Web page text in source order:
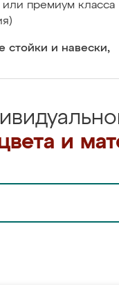
или премиум класса
стойки и навески,
и